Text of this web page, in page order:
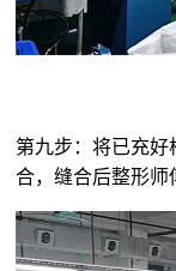
第九步：将已充好
合，缝合后整形师